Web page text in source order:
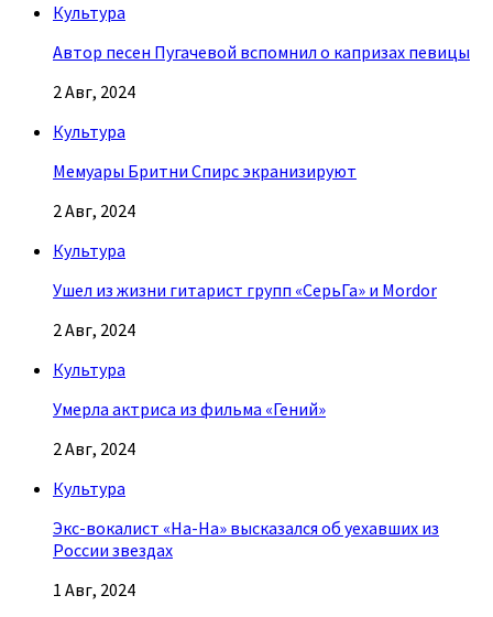
Культура
Автор песен Пугачевой вспомнил о капризах певицы
2 Авг, 2024
Культура
Мемуары Бритни Спирс экранизируют
2 Авг, 2024
Культура
Ушел из жизни гитарист групп «СерьГа» и Mordor
2 Авг, 2024
Культура
Умерла актриса из фильма «Гений»
2 Авг, 2024
Культура
Экс-вокалист «На-На» высказался об уехавших из
России звездах
1 Авг, 2024